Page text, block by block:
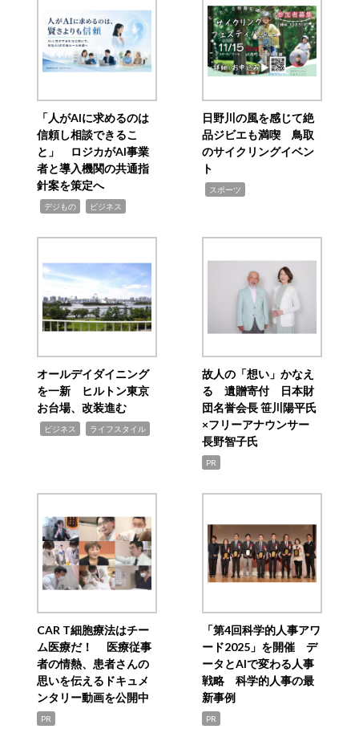
「人がAIに求めるのは
信頼し相談できるこ
と」 ロジカがAI事業
者と導入機関の共通指
針案を策定へ
デジもの ビジネス
日野川の風を感じて絶
品ジビエも満喫 鳥取
のサイクリングイベン
ト
スポーツ
オールデイダイニング
を一新 ヒルトン東京
お台場、改装進む
ビジネス ライフスタイル
故人の「想い」かなえ
る 遺贈寄付 日本財
団名誉会長 笹川陽平氏
×フリーアナウンサー
長野智子氏
PR
CAR T細胞療法はチー
ム医療だ！ 医療従事
者の情熱、患者さんの
思いを伝えるドキュメ
ンタリー動画を公開中
PR
「第4回科学的人事アワ
ード2025」を開催 デ
ータとAIで変わる人事
戦略 科学的人事の最
新事例
PR